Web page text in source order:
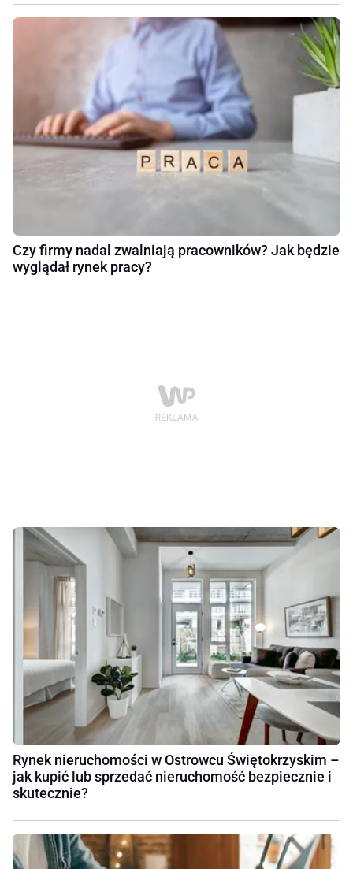
Czy firmy nadal zwalniają pracowników? Jak będzie
wyglądał rynek pracy?
Rynek nieruchomości w Ostrowcu Świętokrzyskim –
jak kupić lub sprzedać nieruchomość bezpiecznie i
skutecznie?